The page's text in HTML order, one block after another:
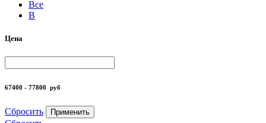
Все
B
Цена
67400 - 77800 руб
Сбросить Применить